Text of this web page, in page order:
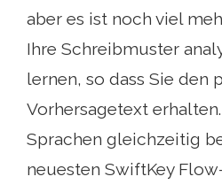
aber es ist noch viel
Ihre Schreibmuster
lernen, so dass Sie den
Vorhersagetext
Sprachen gleichzeitig
neuesten SwiftKey